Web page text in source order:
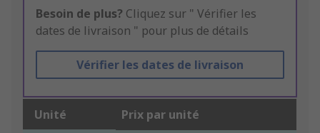
Besoin de plus? Cliquez sur " Vérifier les
dates de livraison " pour plus de détails
Vérifier les dates de livraison
Unité Prix par unité